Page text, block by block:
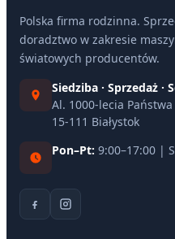
Polska firma rodzinna.
doradztwo w zakresie
światowych producentów.
Siedziba · Sprzedaż ·
Al. 1000-lecia
15-111 Białystok
Pon–Pt: 9:00–17:00 |